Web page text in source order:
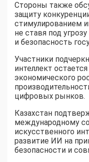
Стороны также
защиту
стимулированием
не ставя под
и безопасность
Участники
интеллект
экономического
цифровых рынков.
Казахстан
международному
искусственного
развитие ИИ на
безопасности и